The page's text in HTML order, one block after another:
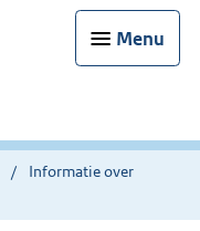
Menu
Informatie over